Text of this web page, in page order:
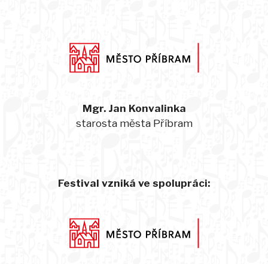
Mgr. Jan Konvalinka
starosta města Příbram
Festival vzniká ve spolupráci: